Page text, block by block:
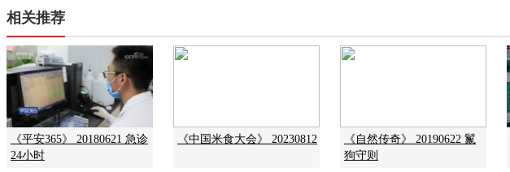
相关推荐
《平安365》 20180621 急诊
24小时
《中国米食大会》 20230812
《自然传奇》 20190622 鬣
狗守则